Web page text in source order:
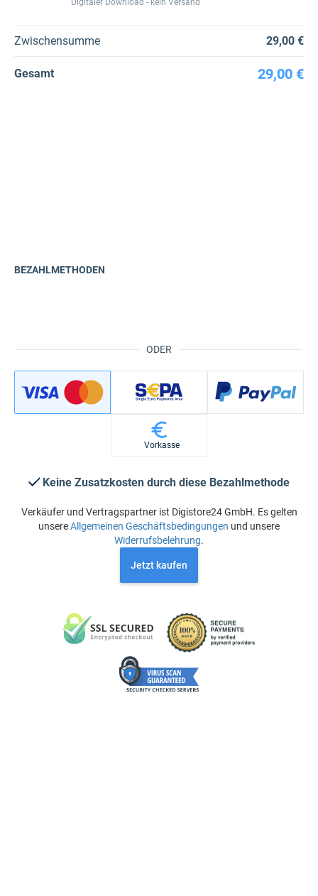
Digitaler Download - kein Versand
Zwischensumme 29,00 €
Gesamt 29,00 €
ODER
BEZAHLMETHODEN
Vorkasse
Keine Zusatzkosten durch diese Bezahlmethode
Verkäufer und Vertragspartner ist Digistore24 GmbH. Es gelten
unsereAllgemeinen Geschäftsbedingungen und unsere
Widerrufsbelehrung.
Jetzt kaufen